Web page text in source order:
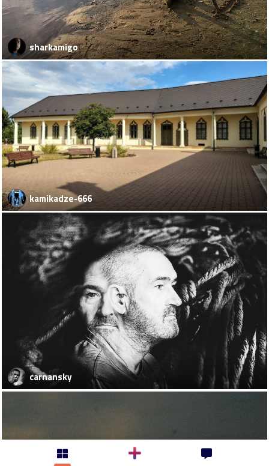
sharkamigo
kamikadze-666
carnansky